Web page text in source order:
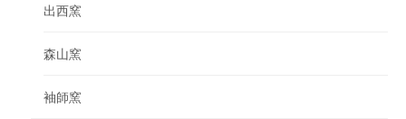
出西窯
森山窯
袖師窯